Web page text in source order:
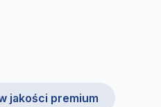
jakości premium